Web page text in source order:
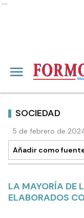
Ads
SOCIEDAD
5 de febrero de
Añadir como
LA MAYORÍA DE
ELABORADOS